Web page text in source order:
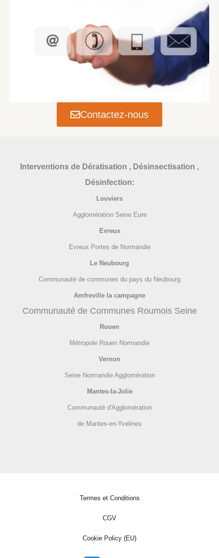
Contactez-nous
Interventions de Dératisation , Désinsectisation ,
Désinfection:
Louviers
Agglomération Seine Eure
Evreux
Evreux Portes de Normandie
Le Neubourg
Communauté de communes du pays du Neubourg
Amfreville la campagne
Communauté de Communes Roumois Seine
Rouen
Métropole Rouen Normandie
Vernon
Seine Normandie Agglomération
Mantes-la-Jolie
Communauté d'Agglomération
de Mantes-en-Yvelines
Termes et Conditions
CGV
Cookie Policy (EU)